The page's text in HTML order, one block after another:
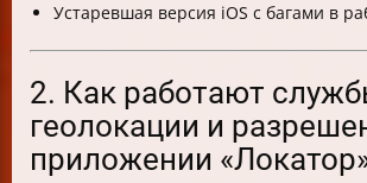
Устаревшая версия iOS с багами в
2. Как работают
геолокации и
приложении